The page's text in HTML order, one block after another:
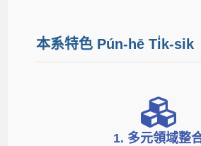
本系特色 Pún-hē Ti̍k-sik
1. 多元領域整